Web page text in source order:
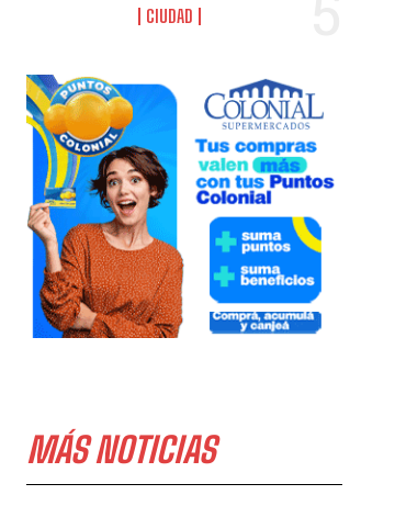
CIUDAD
MÁS NOTICIAS